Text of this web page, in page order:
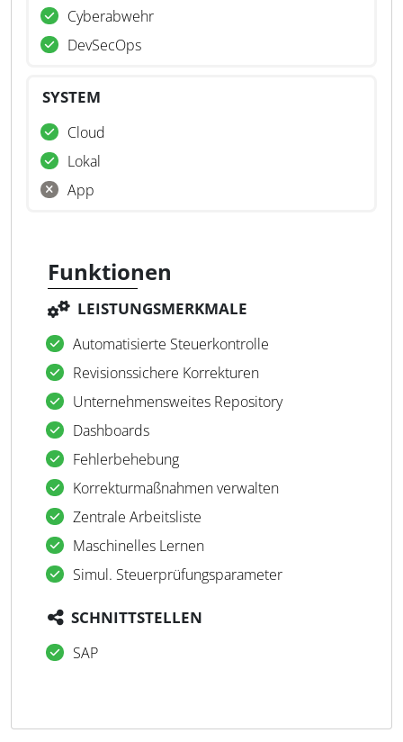
Cyberabwehr
DevSecOps
SYSTEM
Cloud
Lokal
App
Funktionen
LEISTUNGSMERKMALE
Automatisierte Steuerkontrolle
Revisionssichere Korrekturen
Unternehmensweites Repository
Dashboards
Fehlerbehebung
Korrekturmaßnahmen verwalten
Zentrale Arbeitsliste
Maschinelles Lernen
Simul. Steuerprüfungsparameter
SCHNITTSTELLEN
SAP